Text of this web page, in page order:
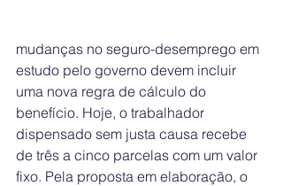
mudanças no seguro-desemprego em
estudo pelo governo devem incluir
uma nova regra de cálculo do
benefício. Hoje, o trabalhador
dispensado sem justa causa recebe
de três a cinco parcelas com um valor
fixo. Pela proposta em elaboração, o